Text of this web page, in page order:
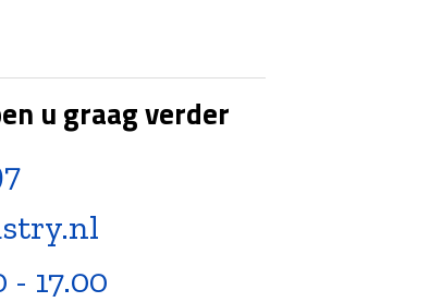
u graag verder
- 17.00